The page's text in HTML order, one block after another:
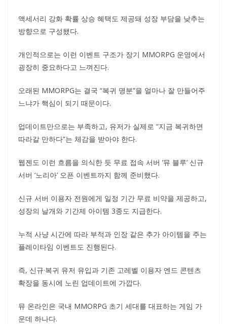
액세서리 강화 확률 상승 혜택도 제공돼 성장 부담을 낮추는
방향으로 구성됐다.
개인적으로는 이런 이벤트 구조가 장기 MMORPG 운영에서
굉장히 중요하다고 느껴진다.
오래된 MMORPG는 결국 “복귀 명분”을 얼마나 잘 만들어주
느냐가 핵심이 되기 때문이다.
업데이트만으로는 부족하고, 유저가 실제로 “지금 복귀하면
따라갈 만하다”는 체감을 받아야 한다.
웹젠도 이런 흐름을 의식한 듯 무료 접속 서버 ‘뮤 블루’ 신규
서버 ‘노리아’ 오픈 이벤트까지 함께 준비했다.
신규 서버 이용자 전원에게 일정 기간 무료 비약을 제공하고,
성장의 날개와 기간제 아이템 3종도 지급한다.
누적 사냥 시간에 따라 부적과 인장 같은 추가 아이템을 주는
플레이타임 이벤트도 진행된다.
즉, 신규·복귀 유저 유입과 기존 고레벨 이용자 엔드 콘텐츠
확장을 동시에 노린 업데이트에 가깝다.
뮤 온라인은 국내 MMORPG 초기 세대를 대표하는 게임 가
운데 하나다.